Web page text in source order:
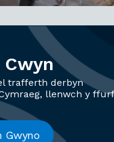
Cwyn
trafferth derbyn
llenwch y
Gwyno